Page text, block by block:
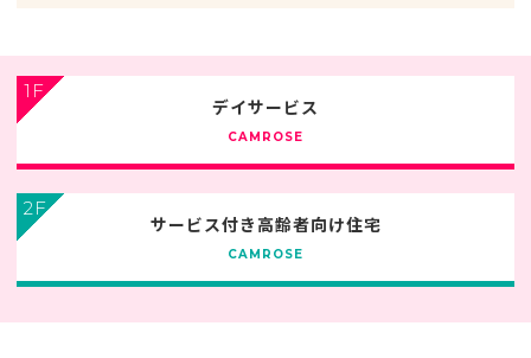
1F
デイサービス
CAMROSE
2F
サービス付き高齢者向け住宅
CAMROSE